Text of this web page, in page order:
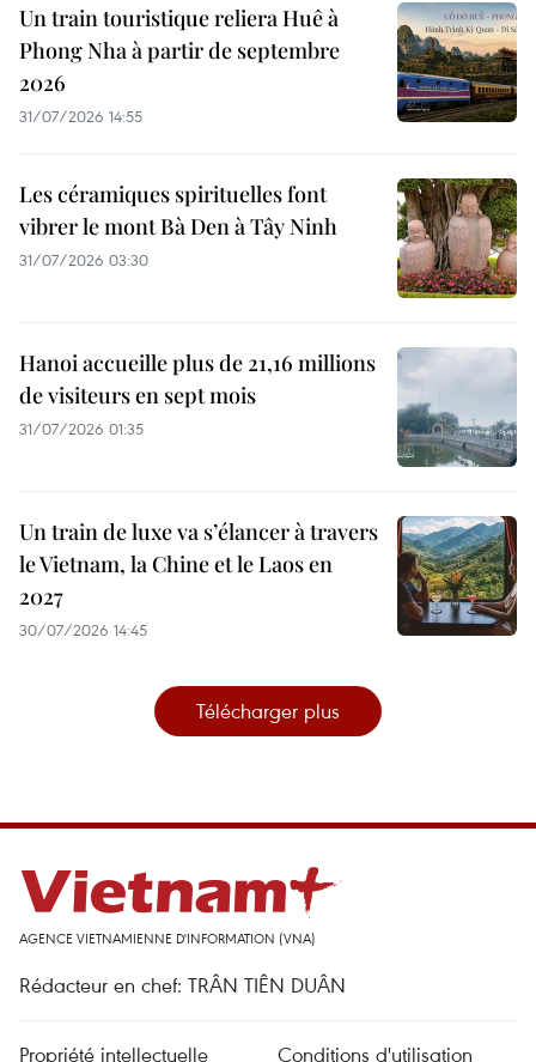
Un train touristique reliera Huê à
Phong Nha à partir de septembre
2026
31/07/2026 14:55
Les céramiques spirituelles font
vibrer le mont Bà Den à Tây Ninh
31/07/2026 03:30
Hanoi accueille plus de 21,16 millions
de visiteurs en sept mois ​
31/07/2026 01:35
Un train de luxe va s’élancer à travers
le Vietnam, la Chine et le Laos en
2027
30/07/2026 14:45
Télécharger plus
AGENCE VIETNAMIENNE D'INFORMATION (VNA)
Rédacteur en chef: TRÂN TIÊN DUÂN
Propriété intellectuelle Conditions d'utilisation